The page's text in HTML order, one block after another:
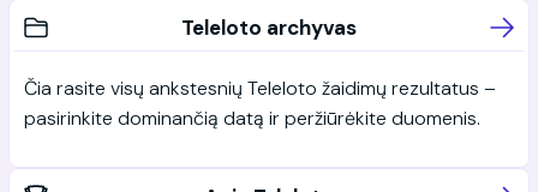
Teleloto archyvas
Čia rasite visų ankstesnių Teleloto žaidimų rezultatus –
pasirinkite dominančią datą ir peržiūrėkite duomenis.